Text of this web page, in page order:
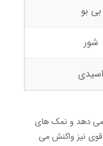
بی بو
شور
اسیدی
می دهد و نمک های
قوی نیز واکنش می